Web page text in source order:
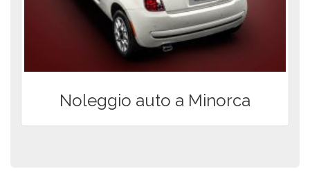
Noleggio auto a Minorca